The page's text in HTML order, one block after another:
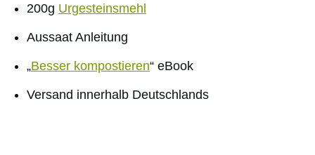
200g Urgesteinsmehl
Aussaat Anleitung
„Besser kompostieren“ eBook
Versand innerhalb Deutschlands